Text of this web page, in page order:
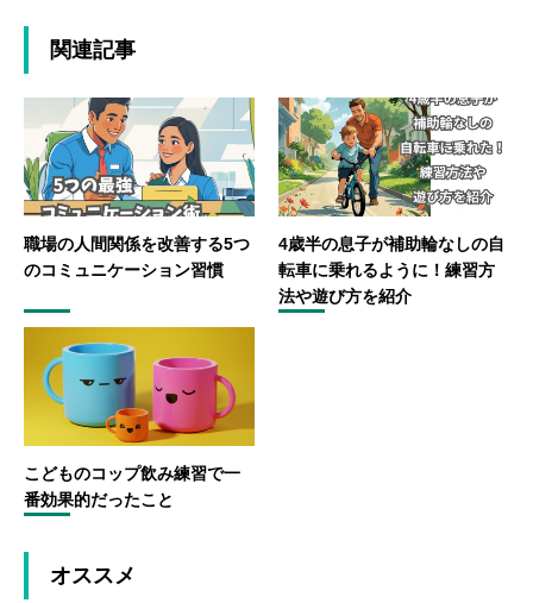
関連記事
職場の人間関係を改善する5つ
のコミュニケーション習慣
4歳半の息子が補助輪なしの自
転車に乗れるように！練習方
法や遊び方を紹介
こどものコップ飲み練習で一
番効果的だったこと
オススメ